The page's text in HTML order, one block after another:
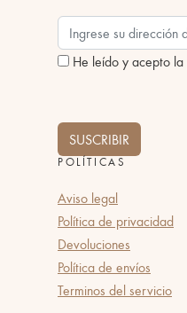
He leído y acepto la
SUSCRIBIR
POLÍTICAS
Aviso legal
Política de privacidad
Devoluciones
Política de envíos
Terminos del servicio